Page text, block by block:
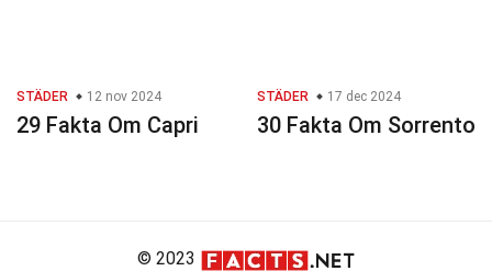
STÄDER 12 nov 2024
29 Fakta Om Capri
STÄDER 17 dec 2024
30 Fakta Om Sorrento
© 2023